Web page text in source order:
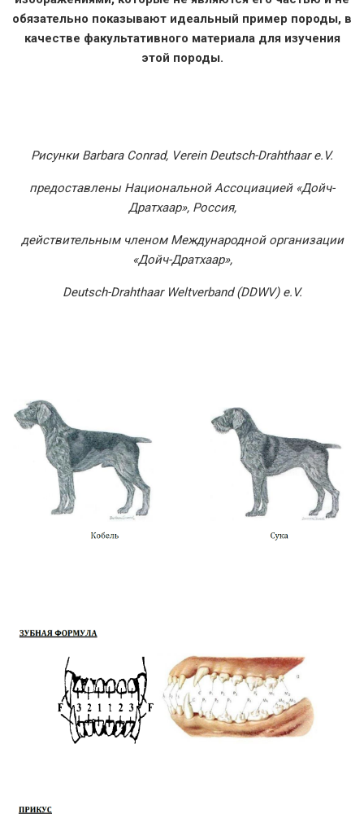
обязательно показывают идеальный пример породы, в
качестве факультативного материала для изучения
этой породы.
Рисунки Barbara Conrad, Verein Deutsch-Drahthaar e.V.
предоставлены Национальной Ассоциацией «Дойч-
Дратхаар», Россия,
действительным членом Международной организации
«Дойч-Дратхаар»,
Deutsch-Drahthaar Weltverband (DDWV) e.V.